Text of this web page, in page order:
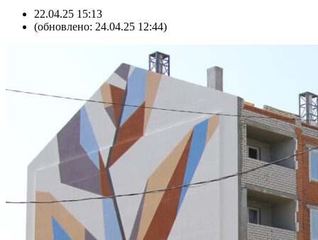
22.04.25 15:13
(обновлено: 24.04.25 12:44)